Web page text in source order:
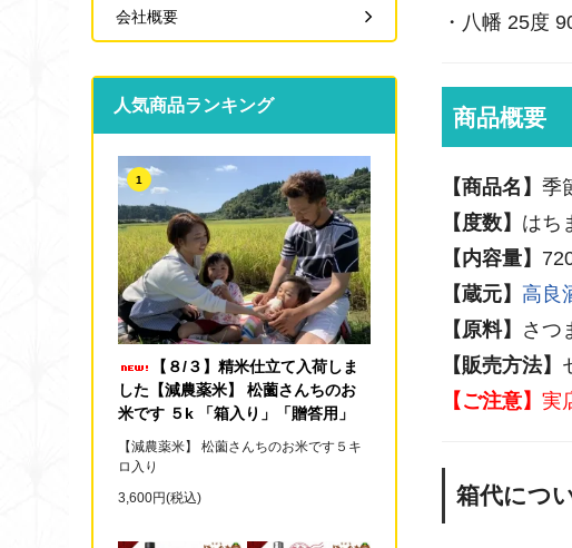
・八幡 25度
商品概要
【商品名】 季
【度数】 はち
【内容量】
【蔵元】 高良
【原料】 さつ
【販売方法】
【ご注意】 実
箱代につ
会社概要
人気商品ランキング
1
【８/３】精米仕立て入荷しま
した【減農薬米】 松薗さんちのお
米です ５k 「箱入り」「贈答用」
【減農薬米】 松薗さんちのお米です５キ
ロ入り
3,600円(税込)